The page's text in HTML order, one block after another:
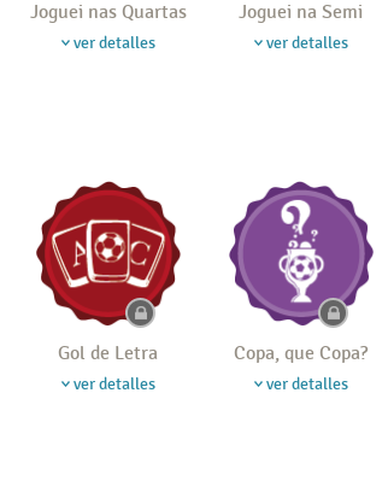
Joguei nas Quartas
ver detalles
Joguei na Semi
ver detalles
Gol de Letra
ver detalles
Copa, que Copa?
ver detalles